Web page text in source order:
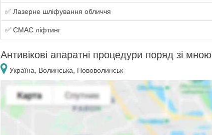
✅ Лазерне шліфування обличчя
✅ СМАС ліфтинг
Антивікові апаратні процедури поряд зі мною
Україна, Волинська, Нововолинськ